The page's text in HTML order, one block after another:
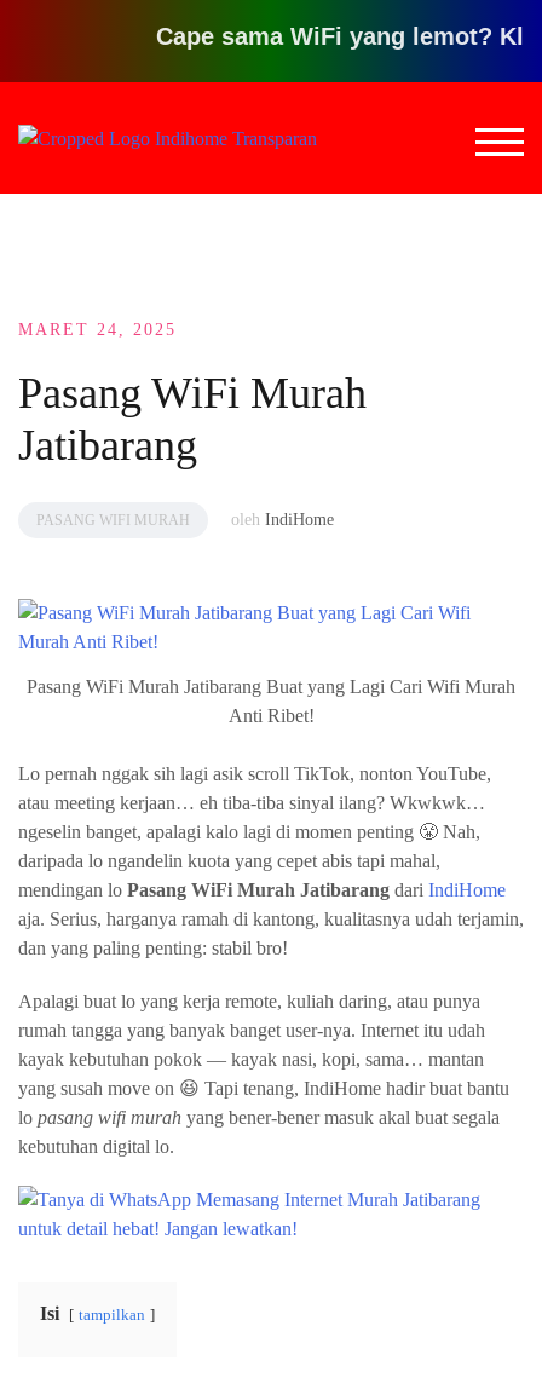
Cape sama WiFi yang lemot? Klik
MARET 24, 2025
Pasang WiFi Murah
Jatibarang
PASANG WIFI MURAH oleh IndiHome
Pasang WiFi Murah Jatibarang Buat yang Lagi Cari Wifi Murah
Anti Ribet!
Lo pernah nggak sih lagi asik scroll TikTok, nonton YouTube,
atau meeting kerjaan… eh tiba-tiba sinyal ilang? Wkwkwk…
ngeselin banget, apalagi kalo lagi di momen penting 😤 Nah,
daripada lo ngandelin kuota yang cepet abis tapi mahal,
mendingan lo Pasang WiFi Murah Jatibarang dari IndiHome
aja. Serius, harganya ramah di kantong, kualitasnya udah terjamin,
dan yang paling penting: stabil bro!
Apalagi buat lo yang kerja remote, kuliah daring, atau punya
rumah tangga yang banyak banget user-nya. Internet itu udah
kayak kebutuhan pokok — kayak nasi, kopi, sama… mantan
yang susah move on 😆 Tapi tenang, IndiHome hadir buat bantu
lo pasang wifi murah yang bener-bener masuk akal buat segala
kebutuhan digital lo.
Isi tampilkan